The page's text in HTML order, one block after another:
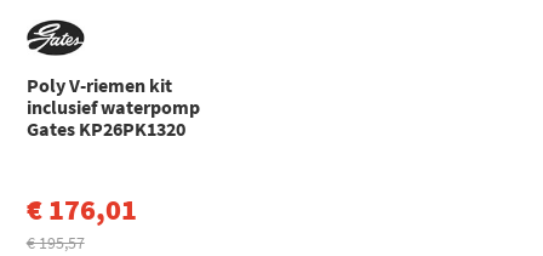
Fiat
FIORINO MPV (225_) (2007 - 2000)
Fiat
Grande Punt
o
GRANDE PUNTO (199_) Sedan (2005 - 2000)
Poly V-riemen kit
inclusief waterpomp
Gates KP26PK1320
€ 176,01
€ 195,57